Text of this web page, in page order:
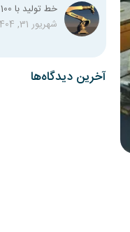
شهریور 31, 1404
آخرین دیدگاه‌ها